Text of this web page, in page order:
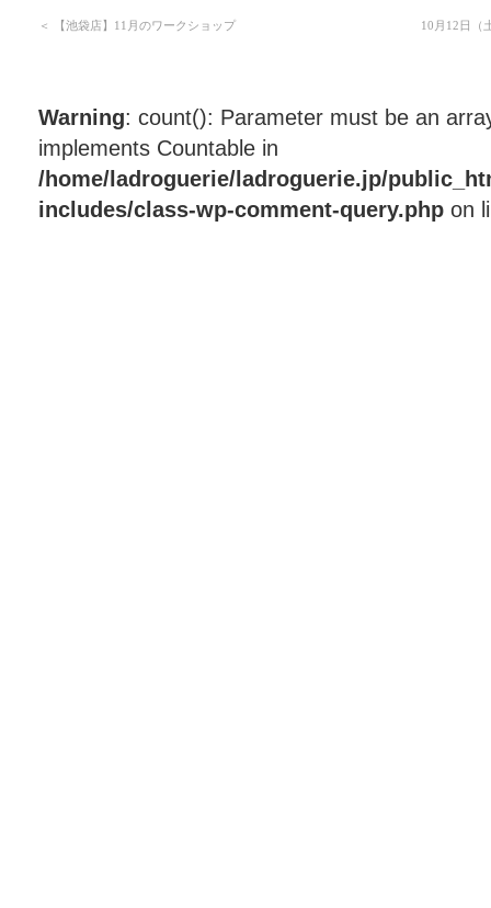
＜ 【池袋店】11月のワークショップ 10月12日（
Warning: count(): Parameter must be an
implements Countable in
/home/ladroguerie/ladroguerie.jp/
includes/class-wp-comment-query.php on